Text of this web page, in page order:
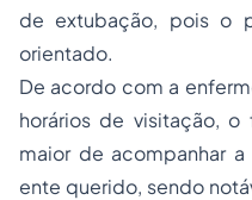
de extubação, pois o
orientado.
De acordo com a
horários de visitação,
maior de acompanhar
ente querido, sendo